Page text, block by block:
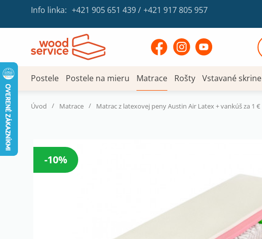
Info linka: +421 905 651 439/ +421 917 805 957
Postele Postele na mieru Matrace Rošty Vstavané skrine
Úvod / Matrace / Matrac z latexovej peny Austin Air Latex + vankúš za 1 €
-10%